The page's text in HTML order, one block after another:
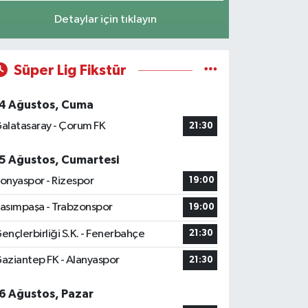
Detaylar için tıklayın
Süper Lig Fikstür
Ağustos, Cuma
- Çorum FK
21:30
Ağustos, Cumartesi
- Rizespor
19:00
- Trabzonspor 19:00
S.K. - Fenerbahçe 21:30
FK - Alanyaspor 21:30
Ağustos, Pazar